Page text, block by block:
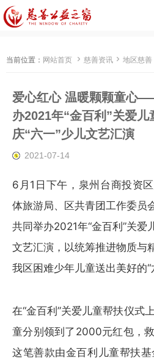
当前位置： 网站首页  慈善资讯  地区慈善
爱心红心 温暖颗颗童心
办2021年“金百利”关爱
庆“六一”少儿文艺汇演
2021-07-14
6月1日下午，泉州台商投资
体旅游局、区共青团工作委员
共同举办2021年“金百利”关爱
文艺汇演，以统筹推进物质与
我区困难少年儿童送出美好的“
在“金百利”关爱儿童帮扶仪式
童分别领到了2000元红包，
这笔善款由金百利儿童帮扶